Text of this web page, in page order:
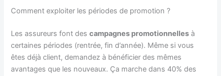
Comment exploiter les périodes de promotion ?
Les assureurs font descampagnes promotionnelles à
certaines périodes (rentrée, fin d’année). Même si vous
êtes déjà client, demandez à bénéficier des mêmes
avantages que les nouveaux. Ça marche dans 40% des